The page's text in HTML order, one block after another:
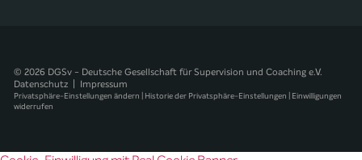
© 2026 DGSv - Deutsche Gesellschaft für Supervision und Coaching e.V.
Datenschutz
Impressum
Privatsphäre-Einstellungen ändern Historie der Privatsphäre-Einstellungen
Einwilligungen
widerrufen